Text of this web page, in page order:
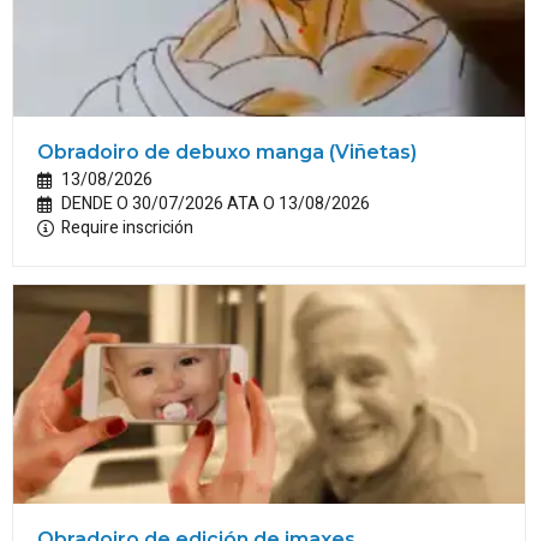
Obradoiro de debuxo manga (Viñetas)
13/08/2026
DENDE O 30/07/2026 ATA O 13/08/2026
Require inscrición